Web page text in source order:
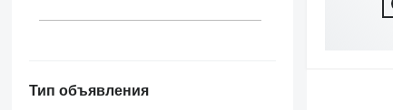
Тип объявления